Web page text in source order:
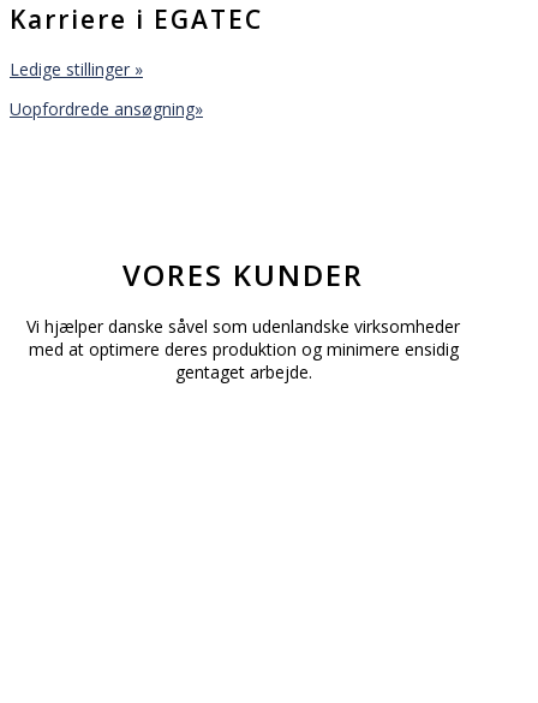
Karriere i EGATEC
Ledige stillinger »
Uopfordrede ansøgning»
VORES KUNDER
Vi hjælper danske såvel som udenlandske virksomheder
med at optimere deres produktion og minimere ensidig
gentaget arbejde.